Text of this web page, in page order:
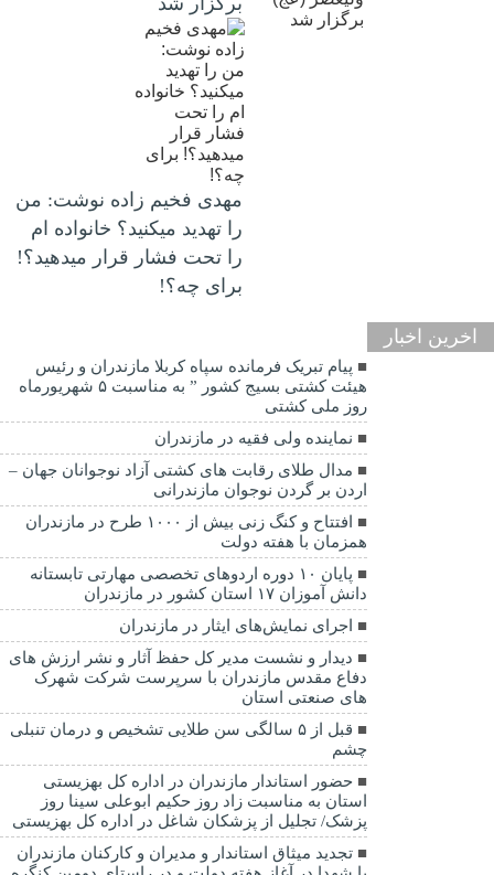
مهدی فخیم زاده نوشت: من
را تهدید میکنید؟ خانواده ام
را‌ تحت فشار قرار میدهید؟!
برای چه؟!
اخرین اخبار
پیام تبریک فرمانده سپاه کربلا مازندران و رئیس
هیئت کشتی بسیج کشور ” به مناسبت ۵ شهریورماه
روز ملی کشتی
نماينده ولی فقیه در مازندران
مدال طلای رقابت های کشتی آزاد نوجوانان جهان –
اردن بر گردن نوجوان مازندرانی
افتتاح و کنگ زنی بیش از ۱۰۰۰ طرح در مازندران
همزمان با هفته دولت
پایان ۱۰ دوره اردوهای تخصصی مهارتی تابستانه
دانش آموزان ۱۷ استان کشور در مازندران
اجرای نمایش‌های ایثار در مازندران
دیدار و نشست مدیر کل حفظ آثار و نشر ارزش های
دفاع مقدس مازندران با سرپرست شرکت شهرک
های صنعتی استان
قبل از ۵ سالگی سن طلایی تشخیص و درمان تنبلی
چشم
حضور استاندار مازندران در اداره کل بهزیستی
استان به مناسبت زاد روز حکیم ابوعلی سینا روز
پزشک/ تجلیل از پزشکان شاغل در اداره کل بهزیستی
تجدید میثاق استاندار و مدیران و کارکنان مازندران